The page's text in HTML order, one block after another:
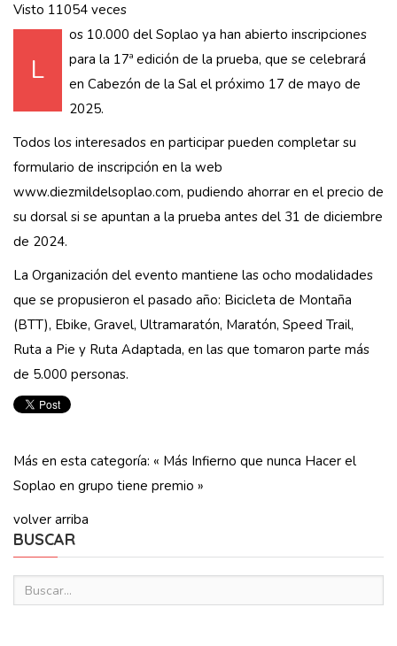
Visto 11054 veces
L
os 10.000 del Soplao ya han abierto inscripciones
para la 17ª edición de la prueba, que se celebrará
en Cabezón de la Sal el próximo 17 de mayo de
2025.
Todos los interesados en participar pueden completar su
formulario de inscripción en la web
www.diezmildelsoplao.com, pudiendo ahorrar en el precio de
su dorsal si se apuntan a la prueba antes del 31 de diciembre
de 2024.
La Organización del evento mantiene las ocho modalidades
que se propusieron el pasado año: Bicicleta de Montaña
(BTT), Ebike, Gravel, Ultramaratón, Maratón, Speed Trail,
Ruta a Pie y Ruta Adaptada, en las que tomaron parte más
de 5.000 personas.
Más en esta categoría: « Más Infierno que nunca Hacer el
Soplao en grupo tiene premio »
volver arriba
BUSCAR